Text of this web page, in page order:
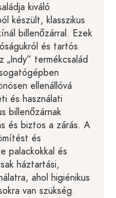
kiváló
készült, klasszikus
billenőzárral. Ezek
és tartós
„Indy” termékcsalád
ellenállóvá
és használati
billenőzárnak
és biztos a zárás. A
és
palackokkal és
háztartási,
ahol higiénikus
van szükség.